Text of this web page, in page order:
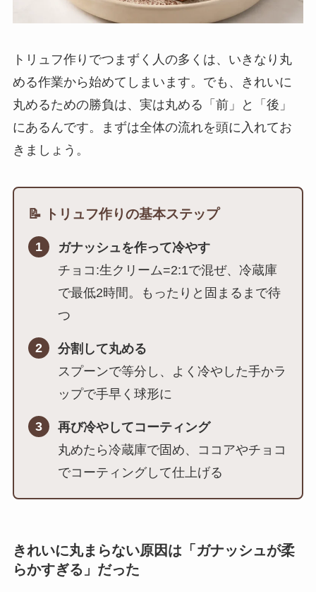
トリュフ作りでつまずく人の多くは、いきなり丸
める作業から始めてしまいます。でも、きれいに
丸めるための勝負は、実は丸める「前」と「後」
にあるんです。まずは全体の流れを頭に入れてお
きましょう。
📝 トリュフ作りの基本ステップ
1
ガナッシュを作って冷やす
チョコ:生クリーム=2:1で混ぜ、冷蔵庫
で最低2時間。もったりと固まるまで待
つ
2
分割して丸める
スプーンで等分し、よく冷やした手かラ
ップで手早く球形に
3
再び冷やしてコーティング
丸めたら冷蔵庫で固め、ココアやチョコ
でコーティングして仕上げる
きれいに丸まらない原因は「ガナッシュが柔
らかすぎる」だった